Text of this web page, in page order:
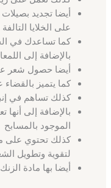
أيضا تجديد
على الخلايا
كما تساعدك في
بالإضافة إلى
أيضا حصول شعر
كما يتميز
كذلك تساهم في
بالإضافة إلى
الموجود بالمسابح
كذلك تحتوي على
لتقوية وتطويل
أيضا بها مادة